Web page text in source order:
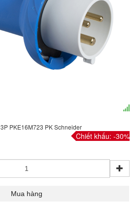
PKE16M723 PK Schneider
Chiết khấu: -30%